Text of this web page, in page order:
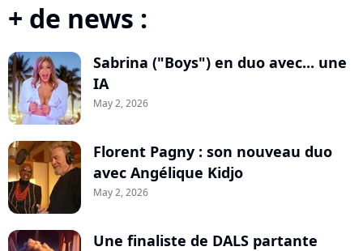
+ de news :
Sabrina ("Boys") en duo avec... une
IA
May 2, 2026
Florent Pagny : son nouveau duo
avec Angélique Kidjo
May 2, 2026
Une finaliste de DALS partante